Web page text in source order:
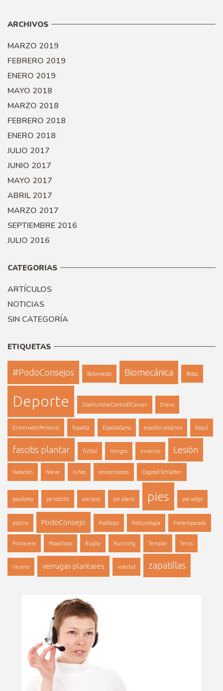
ARCHIVOS
MARZO 2019
FEBRERO 2019
ENERO 2019
MAYO 2018
MARZO 2018
FEBRERO 2018
ENERO 2018
JULIO 2017
JUNIO 2017
MAYO 2017
ABRIL 2017
MARZO 2017
SEPTIEMBRE 2016
JULIO 2016
CATEGORÍAS
ARTÍCULOS
NOTICIAS
SIN CATEGORÍA
ETIQUETAS
#PodoConsejos Baloncesto Biomecánica Botas
Deporte DíaMundialContraElCancer Enero
EntrenadorPersonal Espalda EspaldaSana espolón calcáneo Esquí
fascitis plantar fútbol Hongos Invierno Lesión
Natación Nieve niños onicocriptosis Osgood-Schlatter
papiloma periostitis pie cavo pie plano pies pie valgo
piscina PodoConsejo Podólogo Posturología Pretemporada
Primavera PsoasIliaco Rugby Running Templar Tenis
Verano verrugas plantares voleibol zapatillas